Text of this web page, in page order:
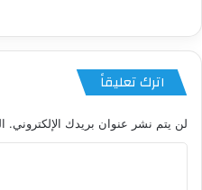
اترك تعليقاً
لن يتم نشر عنوان بريدك الإلكتروني.